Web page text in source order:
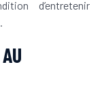
d’entretenir